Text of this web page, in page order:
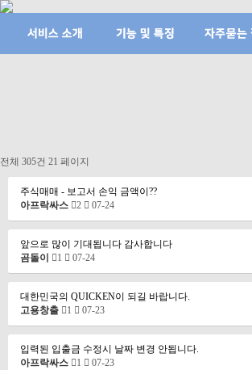
전체 305건 21 페이지
주식매매 - 보고서 손익 금액이??
아프락싸스
2 07-24
앞으로 많이 기대됩니다 감사합니다
곰돌이
1 07-24
대한민국의 QUICKEN이 되길 바랍니다.
고용창출
1 07-23
입력된 입출금 수정시 날짜 변경 안됩니다.
아프락싸스
1 07-23